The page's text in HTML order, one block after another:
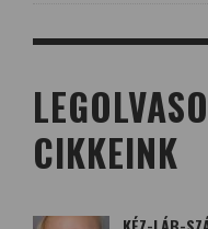
CIKKEINK